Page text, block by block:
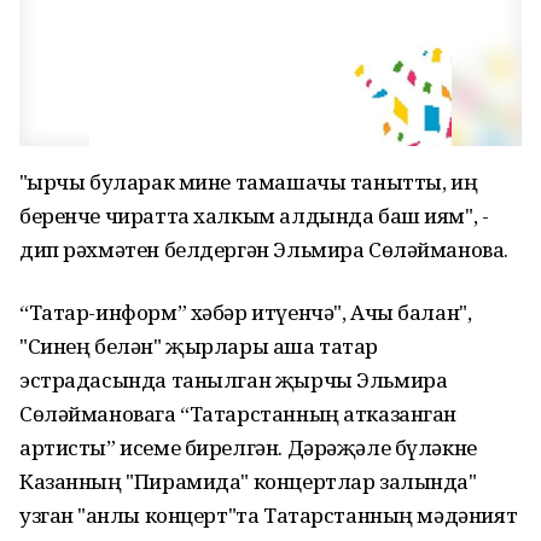
"Җырчы буларак мине тамашачы танытты, иң
беренче чиратта халкым алдында баш иям", -
дип рәхмәтен белдергән Эльмира Сөләйманова.
“Татар-информ” хәбәр итүенчә", Ачы балан",
"Синең белән" җырлары аша татар
эстрадасында танылган җырчы Эльмира
Сөләймановага “Татарстанның атказанган
артисты” исеме бирелгән. Дәрәҗәле бүләкне
Казанның "Пирамида" концертлар залында"
узган "Җанлы концерт"та Татарстанның мәдәният